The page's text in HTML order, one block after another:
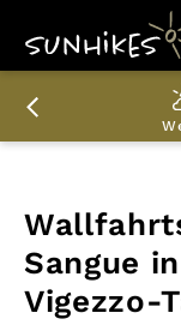
WANDERZIELE
WANDERUNGEN
ENTDECKEN
PLANER
Sangue
Vigezzo-